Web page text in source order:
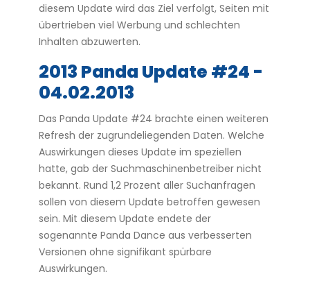
diesem Update wird das Ziel verfolgt, Seiten mit
übertrieben viel Werbung und schlechten
Inhalten abzuwerten.
2013 Panda Update #24 -
04.02.2013
Das Panda Update #24 brachte einen weiteren
Refresh der zugrundeliegenden Daten. Welche
Auswirkungen dieses Update im speziellen
hatte, gab der Suchmaschinenbetreiber nicht
bekannt. Rund 1,2 Prozent aller Suchanfragen
sollen von diesem Update betroffen gewesen
sein. Mit diesem Update endete der
sogenannte Panda Dance aus verbesserten
Versionen ohne signifikant spürbare
Auswirkungen.